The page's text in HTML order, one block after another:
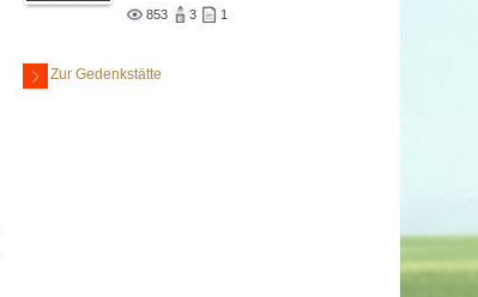
853 3 1
Zur Gedenkstätte